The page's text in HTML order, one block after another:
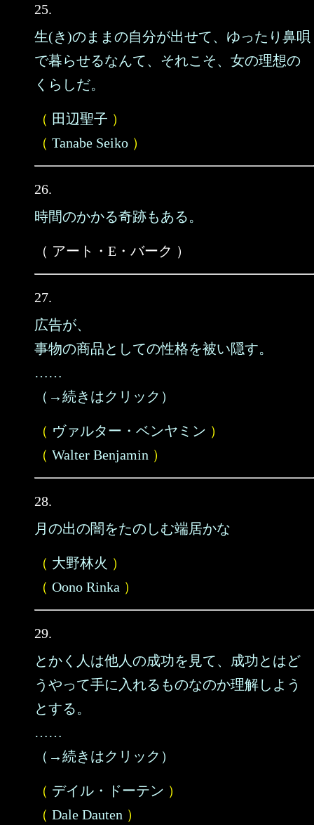
25.
生(き)のままの自分が出せて、ゆったり鼻唄
で暮らせるなんて、それこそ、女の理想の
くらしだ。
（ 田辺聖子 ）
（ Tanabe Seiko ）
26.
時間のかかる奇跡もある。
（ アート・E・バーク ）
27.
広告が、
事物の商品としての性格を被い隠す。
……
（→続きはクリック）
（ ヴァルター・ベンヤミン ）
（ Walter Benjamin ）
28.
月の出の闇をたのしむ端居かな
（ 大野林火 ）
（ Oono Rinka ）
29.
とかく人は他人の成功を見て、成功とはど
うやって手に入れるものなのか理解しよう
とする。
……
（→続きはクリック）
（ デイル・ドーテン ）
（ Dale Dauten ）